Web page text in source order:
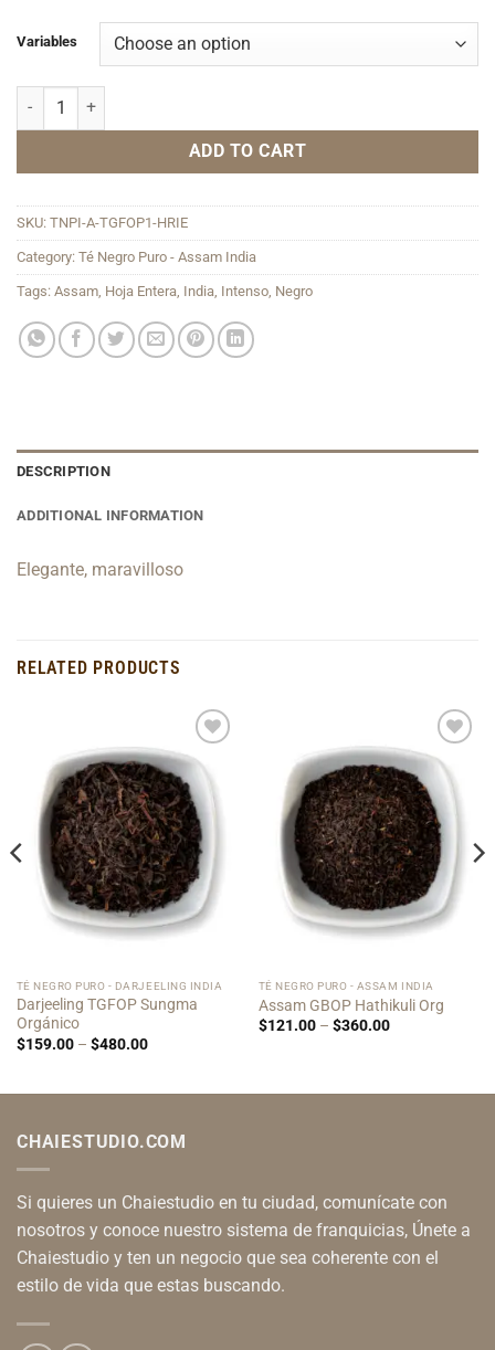
Variables
Assam TGFOP-1 Halmari Estate quantity
ADD TO CART
SKU: TNPI-A-TGFOP1-HRIE
Category: Té Negro Puro - Assam India
Tags: Assam Hoja Entera India Intenso Negro
DESCRIPTION
ADDITIONAL INFORMATION
Elegante, maravilloso
RELATED PRODUCTS
Add to
Wishlist
TÉ NEGRO PURO - DARJEELING INDIA
Darjeeling TGFOP Sungma
Orgánico
$159.00 – $480.00Price
Add to
Wishlist
TÉ NEGRO PURO - ASSAM INDIA
Assam GBOP Hathikuli Org
$121.00 – $360.00Price
CHAIESTUDIO.COM
Si quieres un Chaiestudio en tu ciudad, comunícate con
nosotros y conoce nuestro sistema de franquicias, Únete a
Chaiestudio y ten un negocio que sea coherente con el
estilo de vida que estas buscando.